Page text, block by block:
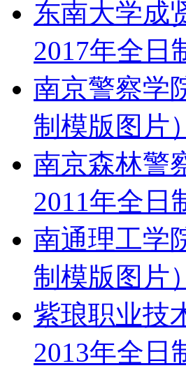
东南大学成
2017年全日
南京警察学
制模版图片）
南京森林警
2011年全日
南通理工学
制模版图片）
紫琅职业技
2013年全日